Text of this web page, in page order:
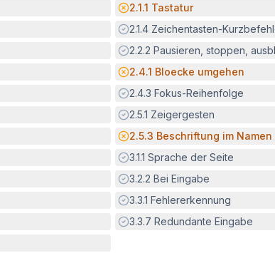
Potenzielle Barriere:
2.1.1 Tastatur
Erfüllt:
2.1.4 Zeichentasten-
Erfüllt:
2.2.2 Pausieren, stoppen,
Potenzielle Barriere:
2.4.1 Bloecke umgehen
Erfüllt:
2.4.3 Fokus-Reihenfolge
Erfüllt:
2.5.1 Zeigergesten
Potenzielle Barriere:
2.5.3 Beschriftung im Namen
Erfüllt:
3.1.1 Sprache der Seite
Erfüllt:
3.2.2 Bei Eingabe
Erfüllt:
3.3.1 Fehlererkennung
Erfüllt:
3.3.7 Redundante Eingabe